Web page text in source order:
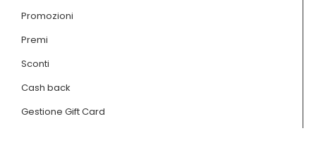
Promozioni
Premi
Sconti
Cash back
Gestione Gift Card